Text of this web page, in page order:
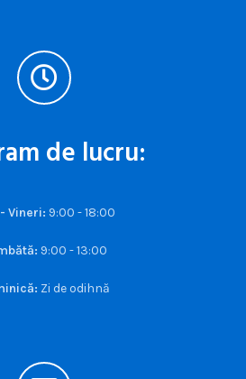
de lucru:
Vineri: 9:00 - 18:00
9:00 - 13:00
Zi de odihnă